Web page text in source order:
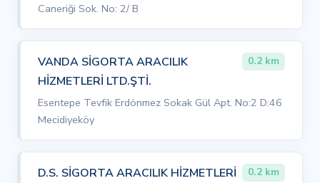
Caneriği Sok. No: 2/ B
VANDA SİGORTA ARACILIK
HİZMETLERİ LTD.ŞTİ.
0.2 km
Esentepe Tevfik Erdönmez Sokak Gül Apt. No:2 D:46
Mecidiyeköy
D.S. SİGORTA ARACILIK HİZMETLERİ
0.2 km